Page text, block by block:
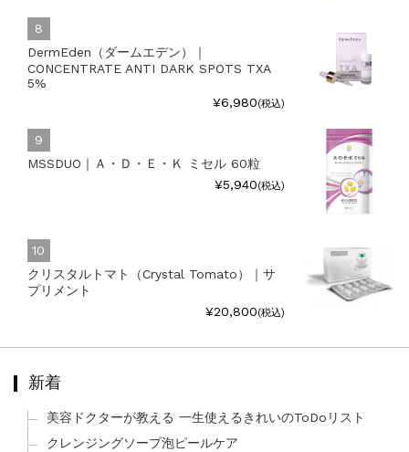
DermEden（ダームエデン）｜
CONCENTRATE ANTI DARK SPOTS TXA
5%
¥6,980(税込)
MSSDUO｜Ａ・Ｄ・Ｅ・Ｋ ミセル 60粒
¥5,940(税込)
クリスタルトマト（Crystal Tomato）｜サ
プリメント
¥20,800(税込)
新着
美容ドクターが教える 一生使えるきれいのToDoリスト
クレンジングソープ泡ピールケア